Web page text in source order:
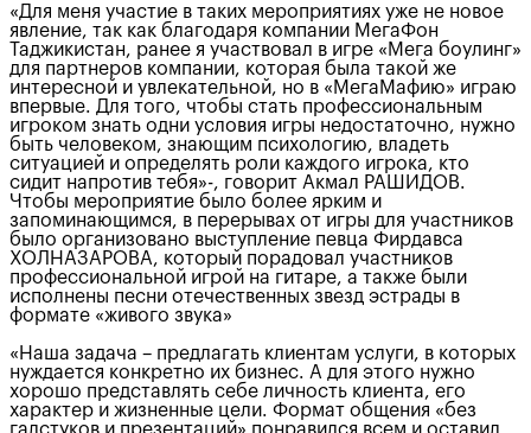
«Для меня участие в таких мероприятиях уже не новое
явление, так как благодаря компании МегаФон
Таджикистан, ранее я участвовал в игре «Мега боулинг»
для партнеров компании, которая была такой же
интересной и увлекательной, но в «МегаМафию» играю
впервые. Для того, чтобы стать профессиональным
игроком знать одни условия игры недостаточно, нужно
быть человеком, знающим психологию, владеть
ситуацией и определять роли каждого игрока, кто
сидит напротив тебя»-, говорит Акмал РАШИДОВ.
Чтобы мероприятие было более ярким и
запоминающимся, в перерывах от игры для участников
было организовано выступление певца Фирдавса
ХОЛНАЗАРОВА, который порадовал участников
профессиональной игрой на гитаре, а также были
исполнены песни отечественных звезд эстрады в
формате «живого звука»
«Наша задача – предлагать клиентам услуги, в которых
нуждается конкретно их бизнес. А для этого нужно
хорошо представлять себе личность клиента, его
характер и жизненные цели. Формат общения «без
галстуков и презентаций» понравился всем и оставил